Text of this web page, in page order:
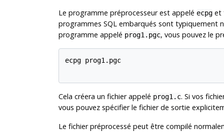
Le programme préprocesseur est appelé ecpget
programmes SQL embarqués sont typiquement
programme appelé prog1.pgc, vous pouvez le
ecpg prog1.pgc
Cela créera un fichier appelé prog1.c. Si vos
vous pouvez spécifier le fichier de sortie
Le fichier préprocessé peut être compilé